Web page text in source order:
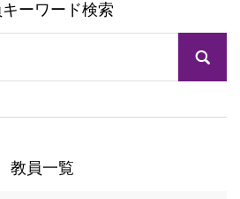
ーワード検索
教員一覧